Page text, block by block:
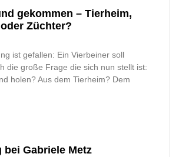
gekommen – Tierheim,
Züchter?
ist gefallen: Ein Vierbeiner soll
die große Frage die sich nun stellt ist:
holen? Aus dem Tierheim? Dem
bei Gabriele Metz